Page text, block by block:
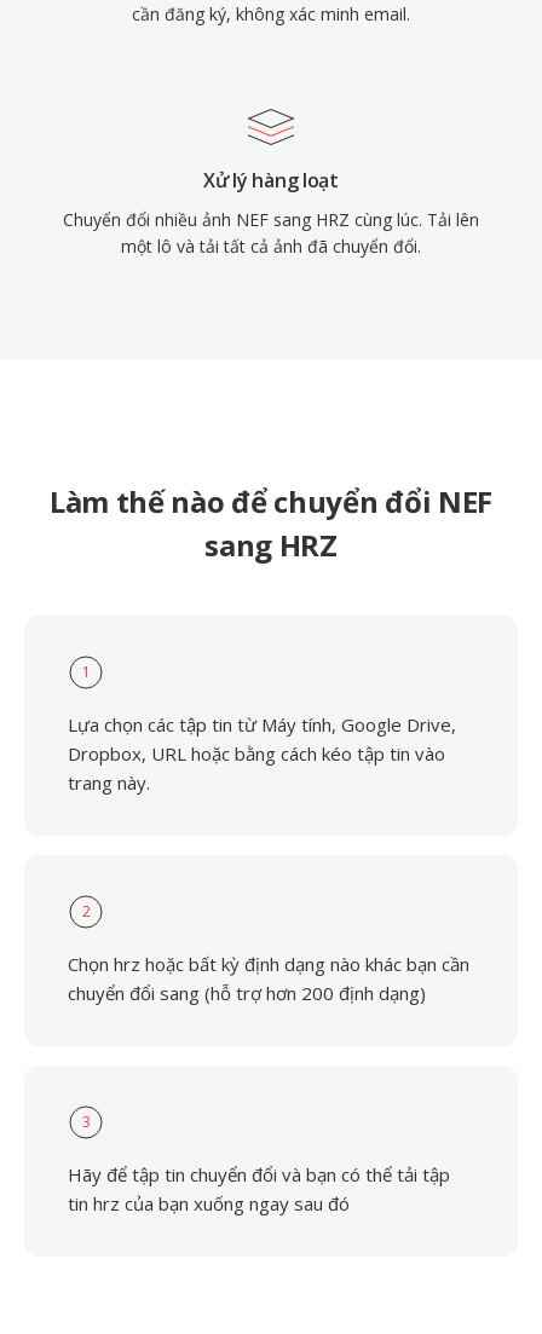
cần đăng ký, không xác minh email.
Xử lý hàng loạt
Chuyển đổi nhiều ảnh NEF sang HRZ cùng lúc. Tải lên
một lô và tải tất cả ảnh đã chuyển đổi.
Làm thế nào để chuyển đổi NEF
sang HRZ
1
Lựa chọn các tập tin từ Máy tính, Google Drive,
Dropbox, URL hoặc bằng cách kéo tập tin vào
trang này.
2
Chọn hrz hoặc bất kỳ định dạng nào khác bạn cần
chuyển đổi sang (hỗ trợ hơn 200 định dạng)
3
Hãy để tập tin chuyển đổi và bạn có thể tải tập
tin hrz của bạn xuống ngay sau đó